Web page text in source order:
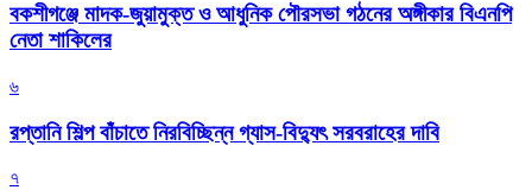
বকশীগঞ্জে মাদক-জুয়ামুক্ত ও আধুনিক পৌরসভা গঠনের অঙ্গীকার বিএনপি
নেতা শাকিলের
৬
রপ্তানি শিল্প বাঁচাতে নিরবিচ্ছিন্ন গ্যাস-বিদ্যুৎ সরবরাহের দাবি
৭